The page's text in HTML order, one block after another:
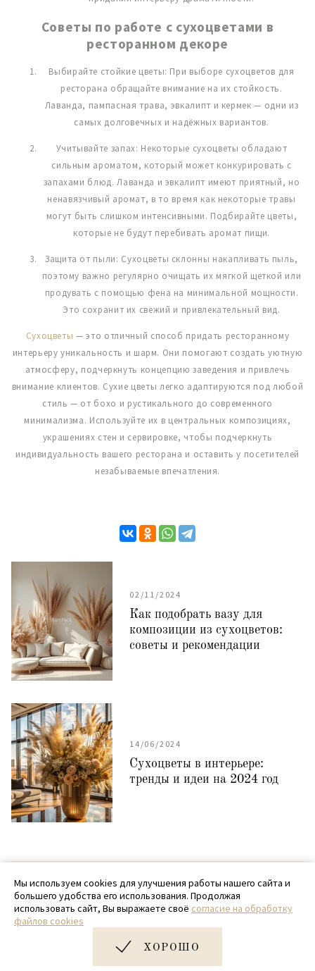
Советы по работе с сухоцветами в
ресторанном декоре
Выбирайте стойкие цветы: При выборе сухоцветов для
ресторана обращайте внимание на их стойкость.
Лаванда, пампасная трава, эвкалипт и кермек — одни из
самых долговечных и надёжных вариантов.
Учитывайте запах: Некоторые сухоцветы обладают
сильным ароматом, который может конкурировать с
запахами блюд. Лаванда и эвкалипт имеют приятный, но
ненавязчивый аромат, в то время как некоторые травы
могут быть слишком интенсивными. Подбирайте цветы,
которые не будут перебивать аромат пищи.
Защита от пыли: Сухоцветы склонны накапливать пыль,
поэтому важно регулярно очищать их мягкой щеткой или
продувать с помощью фена на минимальной мощности.
Это сохранит их свежий и привлекательный вид.
Сухоцветы — это отличный способ придать ресторанному
интерьеру уникальность и шарм. Они помогают создать уютную
атмосферу, подчеркнуть концепцию заведения и привлечь
внимание клиентов. Сухие цветы легко адаптируются под любой
стиль — от бохо и рустикального до современного
минимализма. Используйте их в центральных композициях,
украшениях стен и сервировке, чтобы подчеркнуть
индивидуальность вашего ресторана и оставить у посетителей
незабываемые впечатления.
02/11/2024
Как подобрать вазу для
композиции из сухоцветов:
советы и рекомендации
14/06/2024
Сухоцветы в интерьере:
тренды и идеи на 2024 год
© 2020 - 2026 SamPack
+ 7 (918) 699-97-87
zakaz@sampack.store
Мы используем cookies для улучшения работы нашего сайта и
большего удобства его использования. Продолжая
использовать сайт, Вы выражаете своё согласие на обработку
файлов cookies
ХОРОШО